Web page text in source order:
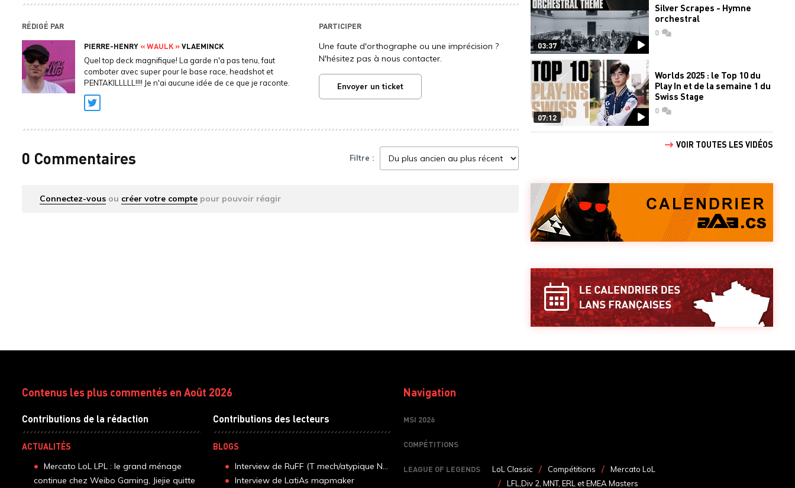
RÉDIGÉ PAR
PIERRE-HENRY « WAULK »VLAEMINCK
Quel top deck magnifique! La garde n'a pas tenu, faut
comboter avec super pour le base race, headshot et
PENTAKILLLLL!!!! Je n'ai aucune idée de ce que je raconte.
Twitter
PARTICIPER
Une faute d'orthographe ou une imprécision ?
N'hésitez pas à nous contacter.
Envoyer un ticket
0 Commentaires Filtre :
Connectez-vous ou créer votre compte pour pouvoir réagir
03:37
Silver Scrapes - Hymne
orchestral
0commentaires
07:12
Worlds 2025 : le Top 10 du
Play In et de la semaine 1 du
Swiss Stage
0commentaires
VOIR TOUTES LES VIDÉOS
Contenus les plus commentés en Août 2026
Contributions de la rédaction
ACTUALITÉS
Mercato LoL LPL : le grand ménage
continue chez Weibo Gaming, Jiejie quitte
Contributions des lecteurs
BLOGS
Interview de RuFF (T mech/atypique N...
Interview de LatiAs mapmaker
Navigation
MSI 2026
COMPÉTITIONS
LEAGUE OF LEGENDS LoL Classic Compétitions
Mercato LoL
LFL,Div 2, MNT, ERL et EMEA Masters